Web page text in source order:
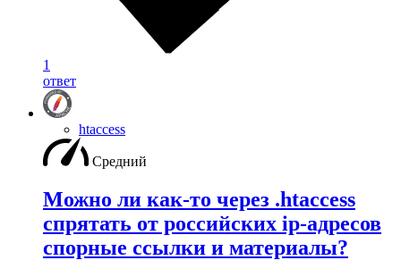
1
ответ
htaccess
Средний
Можно ли как-то через .htaccess
спрятать от российских ip-адресов
спорные ссылки и материалы?